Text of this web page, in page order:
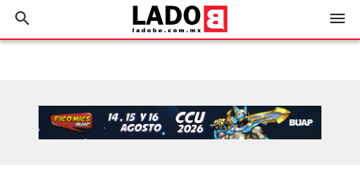
search menu